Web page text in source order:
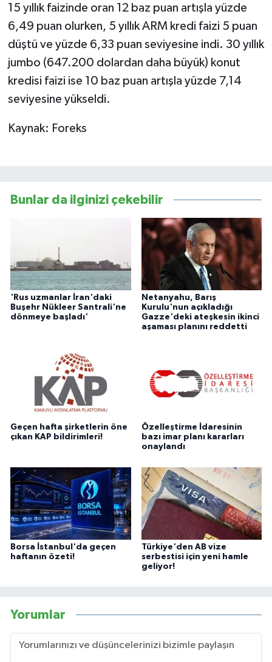
15 yıllık faizinde oran 12 baz puan artışla yüzde
6,49 puan olurken, 5 yıllık ARM kredi faizi 5 puan
düştü ve yüzde 6,33 puan seviyesine indi. 30 yıllık
jumbo (647.200 dolardan daha büyük) konut
kredisi faizi ise 10 baz puan artışla yüzde 7,14
seviyesine yükseldi.
Kaynak: Foreks
Bunlar da ilginizi çekebilir
'Rus uzmanlar İran'daki
Buşehr Nükleer Santrali'ne
dönmeye başladı'
Netanyahu, Barış
Kurulu'nun açıkladığı
Gazze'deki ateşkesin ikinci
aşaması planını reddetti
Geçen hafta şirketlerin öne
çıkan KAP bildirimleri!
Özelleştirme İdaresinin
bazı imar planı kararları
onaylandı
Borsa İstanbul'da geçen
haftanın özeti!
Türkiye'den AB vize
serbestisi için yeni hamle
geliyor!
Yorumlar